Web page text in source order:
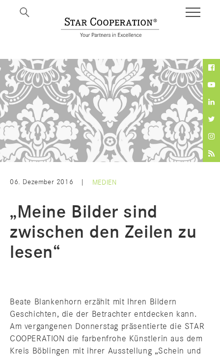
06. Dezember 2016 MEDIEN
„Meine Bilder sind
zwischen den Zeilen zu
lesen“
Beate Blankenhorn erzählt mit Ihren Bildern
Geschichten, die der Betrachter entdecken kann.
Am vergangenen Donnerstag präsentierte die STAR
COOPERATION die farbenfrohe Künstlerin aus dem
Kreis Böblingen mit ihrer Ausstellung „Schein und